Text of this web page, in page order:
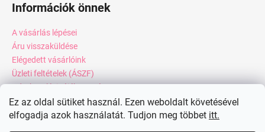
Ez az oldal sütiket használ. Ezen weboldalt követésével
elfogadja azok használatát. Tudjon meg többet itt.
Információk önnek
A vásárlás lépései
Áru visszaküldése
Elégedett vásárlóink
Üzleti feltételek (ÁSZF)
Adatkezelési tájékoztató
Webáruház értékelése
Kapcsolat